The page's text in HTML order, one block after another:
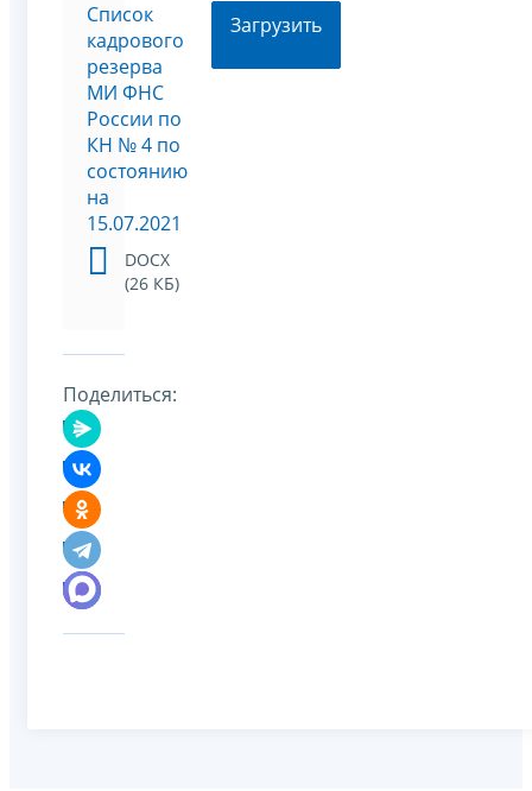
Список
кадрового
резерва
МИ ФНС
России по
КН № 4 по
состоянию
на
15.07.2021
DOCX
(26 КБ)
Загрузить
Поделиться: